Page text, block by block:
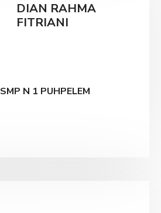
DIAN RAHMA
FITRIANI
SMP N 1 PUHPELEM